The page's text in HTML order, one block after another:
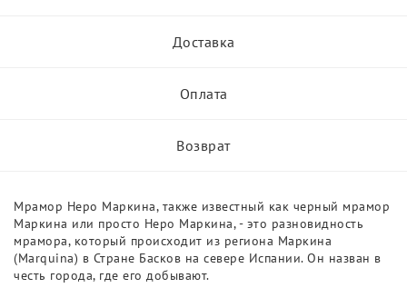
Доставка
Оплата
Возврат
Мрамор Неро Маркина, также известный как черный мрамор
Маркина или просто Неро Маркина, - это разновидность
мрамора, который происходит из региона Маркина
(Marquina) в Стране Басков на севере Испании. Он назван в
честь города, где его добывают.